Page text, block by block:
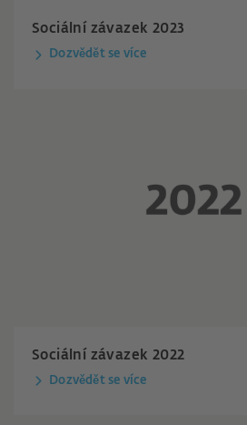
Sociální závazek 2023
Dozvědět se více
Sociální závazek 2022
Dozvědět se více